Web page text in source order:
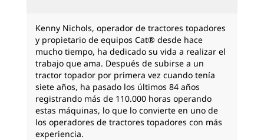
Kenny Nichols, operador de tractores topadores
y propietario de equipos Cat® desde hace
mucho tiempo, ha dedicado su vida a realizar el
trabajo que ama. Después de subirse a un
tractor topador por primera vez cuando tenía
siete años, ha pasado los últimos 84 años
registrando más de 110.000 horas operando
estas máquinas, lo que lo convierte en uno de
los operadores de tractores topadores con más
experiencia.